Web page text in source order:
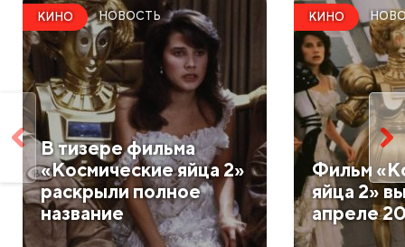
КИНО НОВОСТЬ
В тизере фильма
«Космические яйца 2»
раскрыли полное
название
КИНО
Фильм
яйца 2»
апреле